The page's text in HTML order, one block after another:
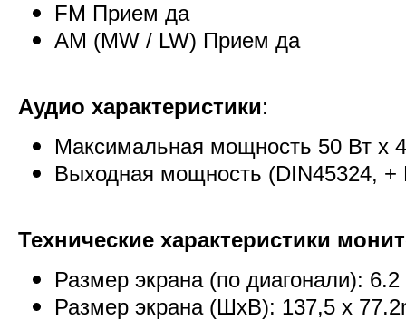
FM Прием да
AM (MW / LW) Прием да
Аудио характеристики:
Максимальная мощность 50 Вт х
Выходная мощность (DIN45324,
Технические характеристики
Размер экрана (по диагонали):
Размер экрана (ШхВ): 137,5 х